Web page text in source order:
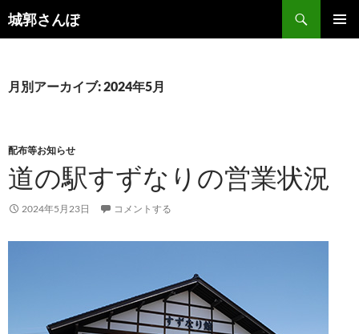
コ
ン
ツ
キ
プ
城郭さんぽ
検
索
月別アーカイブ: 2024年5月
配布等お知らせ
道の駅すずなりの営業状況
2024年5月23日 コメントする